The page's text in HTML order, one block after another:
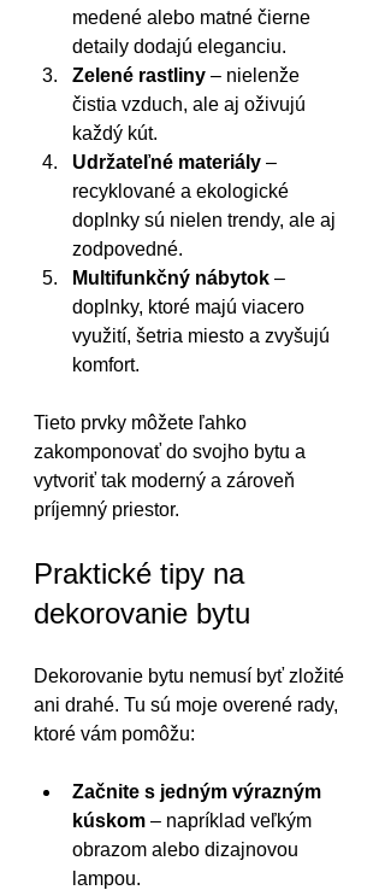
medené alebo matné čierne
detaily dodajú eleganciu.
Zelené rastliny – nielenže
čistia vzduch, ale aj oživujú
každý kút.
Udržateľné materiály –
recyklované a ekologické
doplnky sú nielen trendy, ale aj
zodpovedné.
Multifunkčný nábytok –
doplnky, ktoré majú viacero
využití, šetria miesto a zvyšujú
komfort.
Tieto prvky môžete ľahko
zakomponovať do svojho bytu a
vytvoriť tak moderný a zároveň
príjemný priestor.
Praktické tipy na
dekorovanie bytu
Dekorovanie bytu nemusí byť zložité
ani drahé. Tu sú moje overené rady,
ktoré vám pomôžu:
Začnite s jedným výrazným
kúskom – napríklad veľkým
obrazom alebo dizajnovou
lampou.